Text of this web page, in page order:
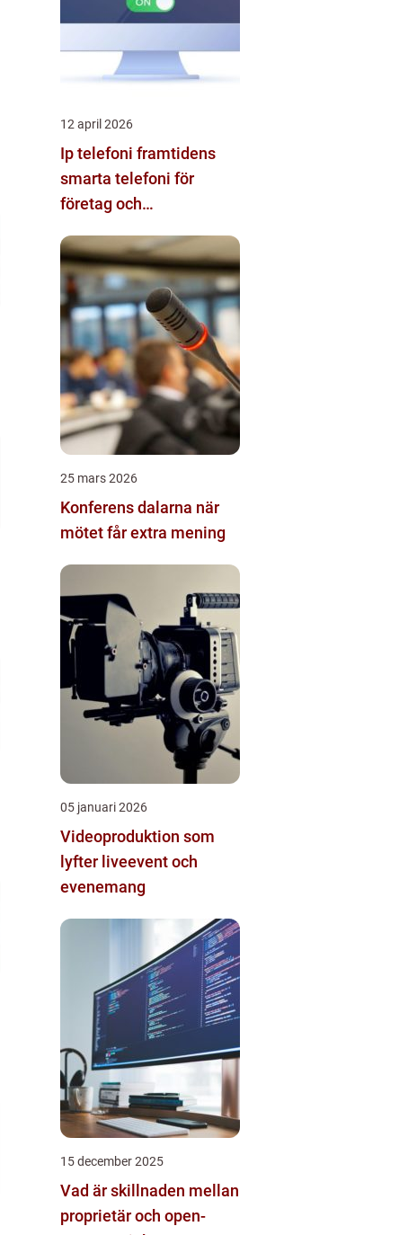
12 april 2026
Ip telefoni framtidens
smarta telefoni för
företag och
25 mars 2026
Konferens dalarna när
mötet får extra mening
05 januari 2026
Videoproduktion som
lyfter liveevent och
evenemang
15 december 2025
Vad är skillnaden mellan
proprietär och open-